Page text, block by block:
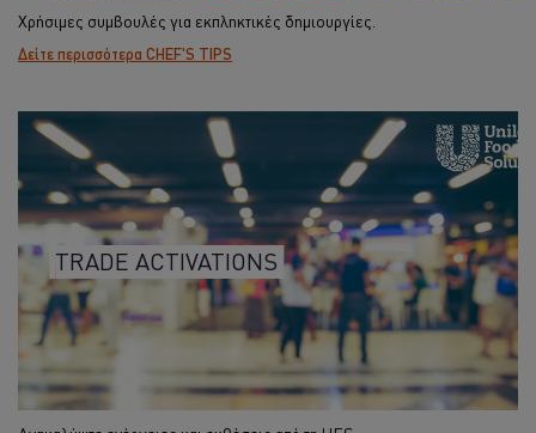
Χρήσιμες συμβουλές για εκπληκτικές δημιουργίες.
Δείτε περισσότερα CHEF'S TIPS
TRADE ACTIVATIONS